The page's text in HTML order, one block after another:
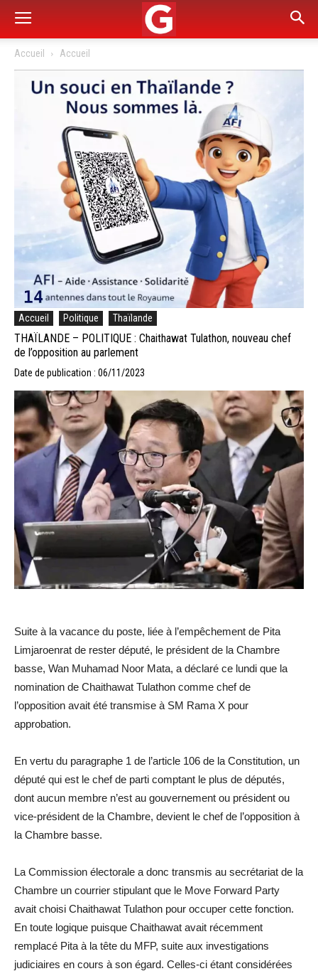
Accueil Accueil
Accueil Politique Thaïlande
THAÏLANDE – POLITIQUE : Chaithawat Tulathon, nouveau chef
de l’opposition au parlement
Date de publication : 06/11/2023
Suite à la vacance du poste, liée à l’empêchement de Pita
Limjaroenrat de rester député, le président de la Chambre
basse, Wan Muhamad Noor Mata, a déclaré ce lundi que la
nomination de Chaithawat Tulathon comme chef de
l’opposition avait été transmise à SM Rama X pour
approbation.
En vertu du paragraphe 1 de l’article 106 de la Constitution, un
député qui est le chef de parti comptant le plus de députés,
dont aucun membre n’est au gouvernement ou président ou
vice-président de la Chambre, devient le chef de l’opposition à
la Chambre basse.
La Commission électorale a donc transmis au secrétariat de la
Chambre un courrier stipulant que le Move Forward Party
avait choisi Chaithawat Tulathon pour occuper cette fonction.
En toute logique puisque Chaithawat avait récemment
remplacé Pita à la tête du MFP, suite aux investigations
judiciaires en cours à son égard. Celles-ci étant considérées